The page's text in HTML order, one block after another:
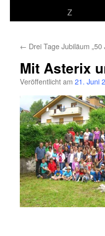
Z
← Drei Tage Jubiläum
Mit Asterix
Veröffentlicht am 21. Juni